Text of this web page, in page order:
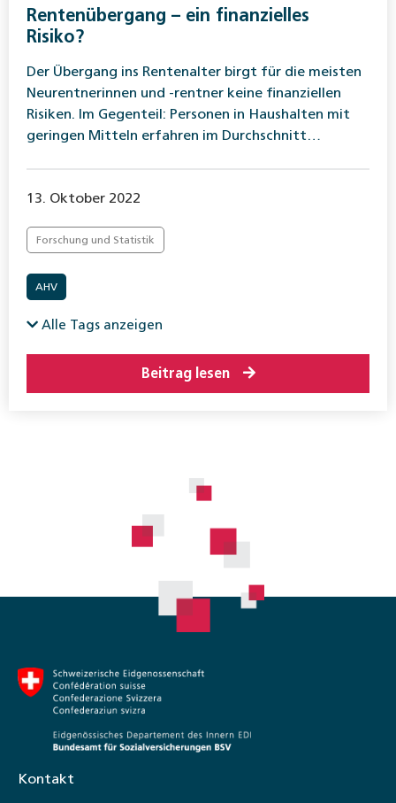
Rentenübergang – ein finanzielles
Risiko?
Der Übergang ins Rentenalter birgt für die meisten
Neurentnerinnen und -rentner keine finanziellen
Risiken. Im Gegenteil: Personen in Haushalten mit
geringen Mitteln erfahren im Durchschnitt…
13. Oktober 2022
Forschung und Statistik
AHV
Alle Tags anzeigen
Beitrag lesen
Kontakt